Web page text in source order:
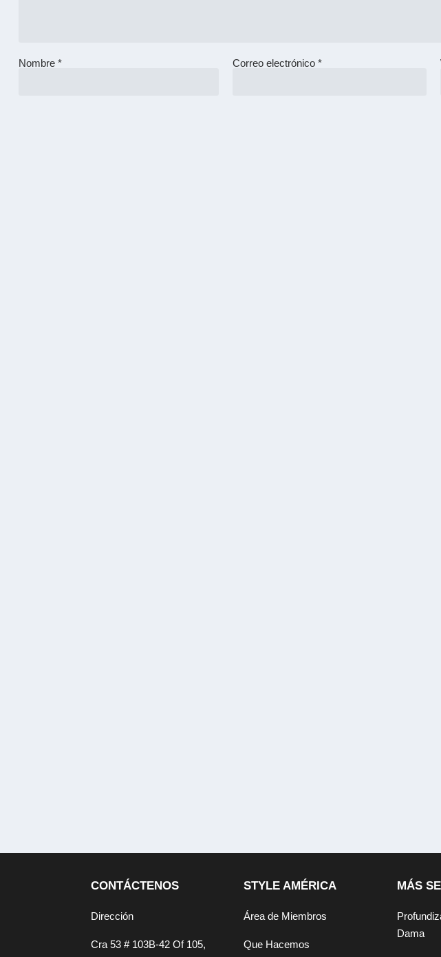
Nombre * Correo electrónico*
CONTÁCTENOS
Dirección
Cra 53 # 103B-42 Of 105,
STYLE AMÉRICA
Área de Miembros
Que Hacemos
MÁS
Dama